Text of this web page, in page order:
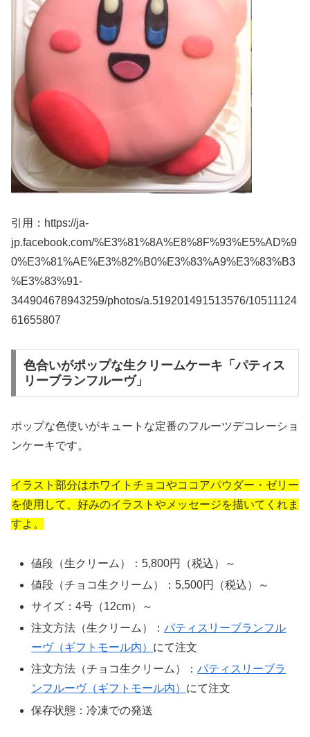
引用：https://ja-
jp.facebook.com/%E3%81%8A%E8%8F%93%E5%AD%9
0%E3%81%AE%E3%82%B0%E3%83%A9%E3%83%B3
%E3%83%91-
344904678943259/photos/a.519201491513576/10511124
61655807
色合いがポップな生クリームケーキ「パティス
リーブランフルーヴ」
ポップな色使いがキュートな定番のフルーツデコレーショ
ンケーキです。
イラスト部分はホワイトチョコやココアパウダー・ゼリー
を使用して、好みのイラストやメッセージを描いてくれま
すよ。
値段（生クリーム）：5,800円（税込）～
値段（チョコ生クリーム）：5,500円（税込）～
サイズ：4号（12cm）～
注文方法（生クリーム）：パティスリーブランフル
ーヴ（ギフトモール内） にて注文
注文方法（チョコ生クリーム）：パティスリーブラ
ンフルーヴ（ギフトモール内） にて注文
保存状態：冷凍での発送